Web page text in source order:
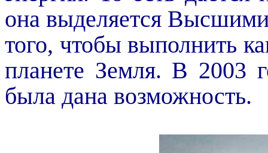
она выделяется
того, чтобы выполнить
планете Земля. В 2003
была дана возможность.